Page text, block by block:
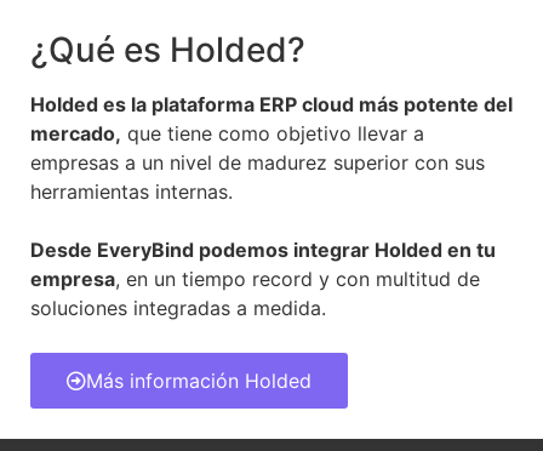
¿Qué es Holded?
Holded es la plataforma ERP cloud más potente del
mercado, que tiene como objetivo llevar a
empresas a un nivel de madurez superior con sus
herramientas internas.
Desde EveryBind podemos integrar Holded en tu
empresa, en un tiempo record y con multitud de
soluciones integradas a medida.
Más información Holded